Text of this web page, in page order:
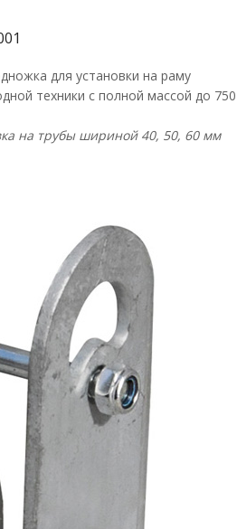
для установки на раму
техники с полной массой до 750
на трубы шириной 40, 50, 60 мм